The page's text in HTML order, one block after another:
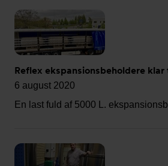
Reflex ekspansionsbeholdere
6 august 2020
En last fuld af 5000 L.